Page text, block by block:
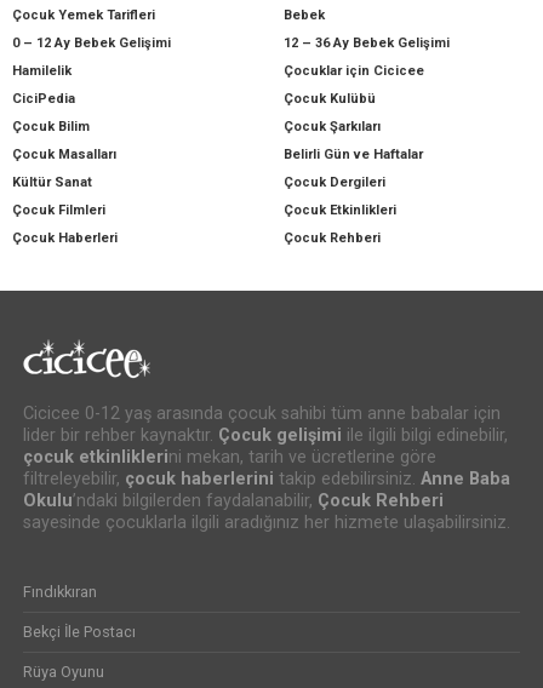
Çocuk Yemek Tarifleri
Bebek
0 – 12 Ay Bebek Gelişimi
12 – 36 Ay Bebek Gelişimi
Hamilelik
Çocuklar için Cicicee
CiciPedia
Çocuk Kulübü
Çocuk Bilim
Çocuk Şarkıları
Çocuk Masalları
Belirli Gün ve Haftalar
Kültür Sanat
Çocuk Dergileri
Çocuk Filmleri
Çocuk Etkinlikleri
Çocuk Haberleri
Çocuk Rehberi
Cicicee 0-12 yaş arasında çocuk sahibi tüm anne babalar için
lider bir rehber kaynaktır. Çocuk gelişimi ile ilgili bilgi edinebilir,
çocuk etkinliklerini mekan, tarih ve ücretlerine göre
filtreleyebilir, çocuk haberlerini takip edebilirsiniz. Anne Baba
Okulu’ndaki bilgilerden faydalanabilir, Çocuk Rehberi
sayesinde çocuklarla ilgili aradığınız her hizmete ulaşabilirsiniz.
Fındıkkıran
Bekçi İle Postacı
Rüya Oyunu